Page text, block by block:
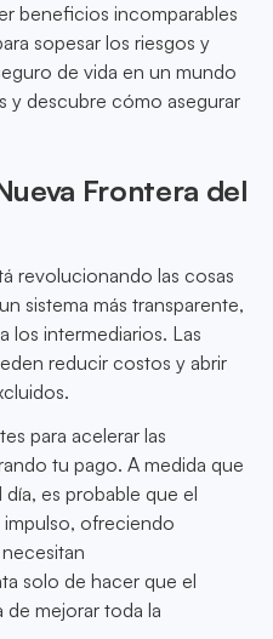
beneficios incomparables
sopesar los riesgos y
de vida en un mundo
y descubre cómo asegurar
Frontera del
revolucionando las cosas
sistema más transparente,
los intermediarios. Las
reducir costos y abrir
para acelerar las
tu pago. A medida que
es probable que el
ofreciendo
solo de hacer que el
de mejorar toda la